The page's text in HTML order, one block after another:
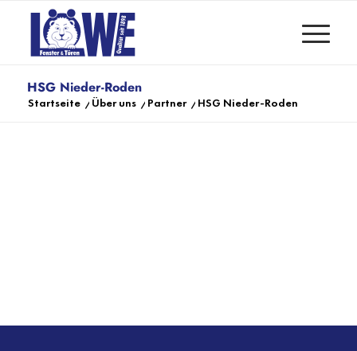
HSG Nieder-Roden
Startseite / Über uns / Partner / HSG Nieder-Roden